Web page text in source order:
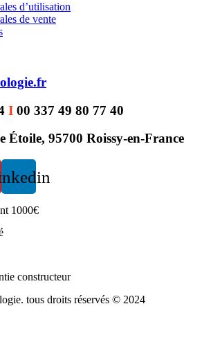
d’utilisation
de vente
I 00 337 49 80 77 40
Étoile, 95700 Roissy-en-France
1000€
constructeur
. tous droits réservés © 2024